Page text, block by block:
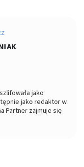
jako
jako redaktor w
Partner zajmuje się
ich podstawie